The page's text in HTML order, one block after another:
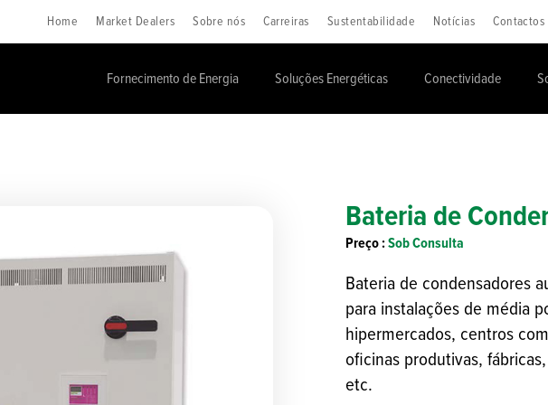
Home Market Dealers Sobre nós Carreiras Sustentabilidade Notícias Contactos
Fornecimento de Energia Soluções Energéticas Conectividade
Bateria de
Preço:Sob Consulta
Bateria de condensadores
para instalações de média
hipermercados, centros
oficinas produtivas,
etc.